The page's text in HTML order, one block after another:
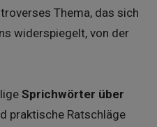
Thema, das sich
widerspiegelt, von der
Sprichwörter über
praktische Ratschläge